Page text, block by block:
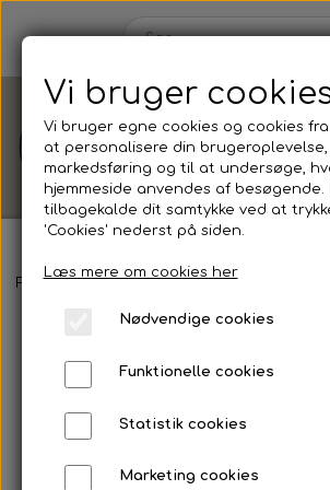
Shop
Om
Forside Runde akryl bordkort
Vi bruger
Vi bruger egne cookies og cookies
at personalisere din
markedsføring og til at undersøge,
hjemmeside anvendes af besøgende.
tilbagekalde dit samtykke ved at
'Cookies' nederst på siden.
Læs mere om cookies her
Nødvendige cookies
Funktionelle cookies
Statistik cookies
Marketing cookies